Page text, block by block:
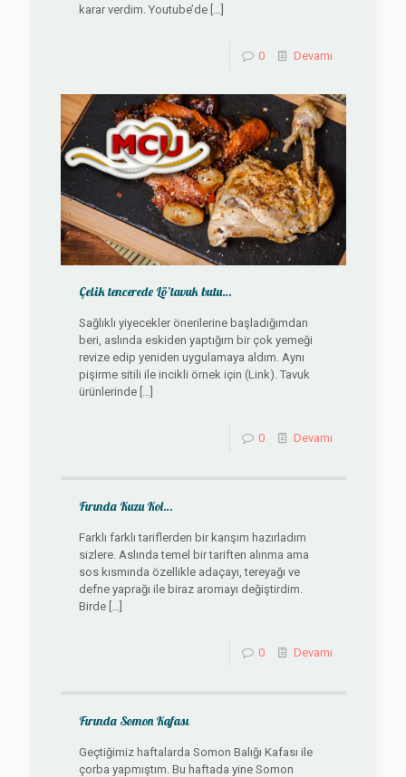
karar verdim. Youtube’de[…]
0 Devamı
Çelik tencerede Lö’tavuk butu…
Sağlıklı yiyecekler önerilerine başladığımdan
beri, aslında eskiden yaptığım bir çok yemeği
revize edip yeniden uygulamaya aldım. Aynı
pişirme sitili ile incikli örnek için (Link). Tavuk
ürünlerinde[…]
0 Devamı
Fırında Kuzu Kol…
Farklı farklı tariflerden bir karışım hazırladım
sizlere. Aslında temel bir tariften alınma ama
sos kısmında özellikle adaçayı, tereyağı ve
defne yaprağı ile biraz aromayı değiştirdim.
Birde[…]
0 Devamı
Fırında Somon Kafası
Geçtiğimiz haftalarda Somon Balığı Kafası ile
çorba yapmıştım. Bu haftada yine Somon